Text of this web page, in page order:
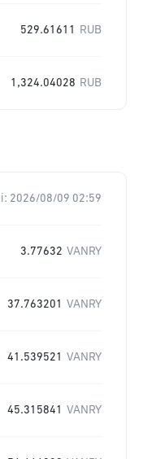
529.61611 RUB
1,324.04028 RUB
2026/08/09 02:59
3.77632 VANRY
37.763201 VANRY
41.539521 VANRY
45.315841 VANRY